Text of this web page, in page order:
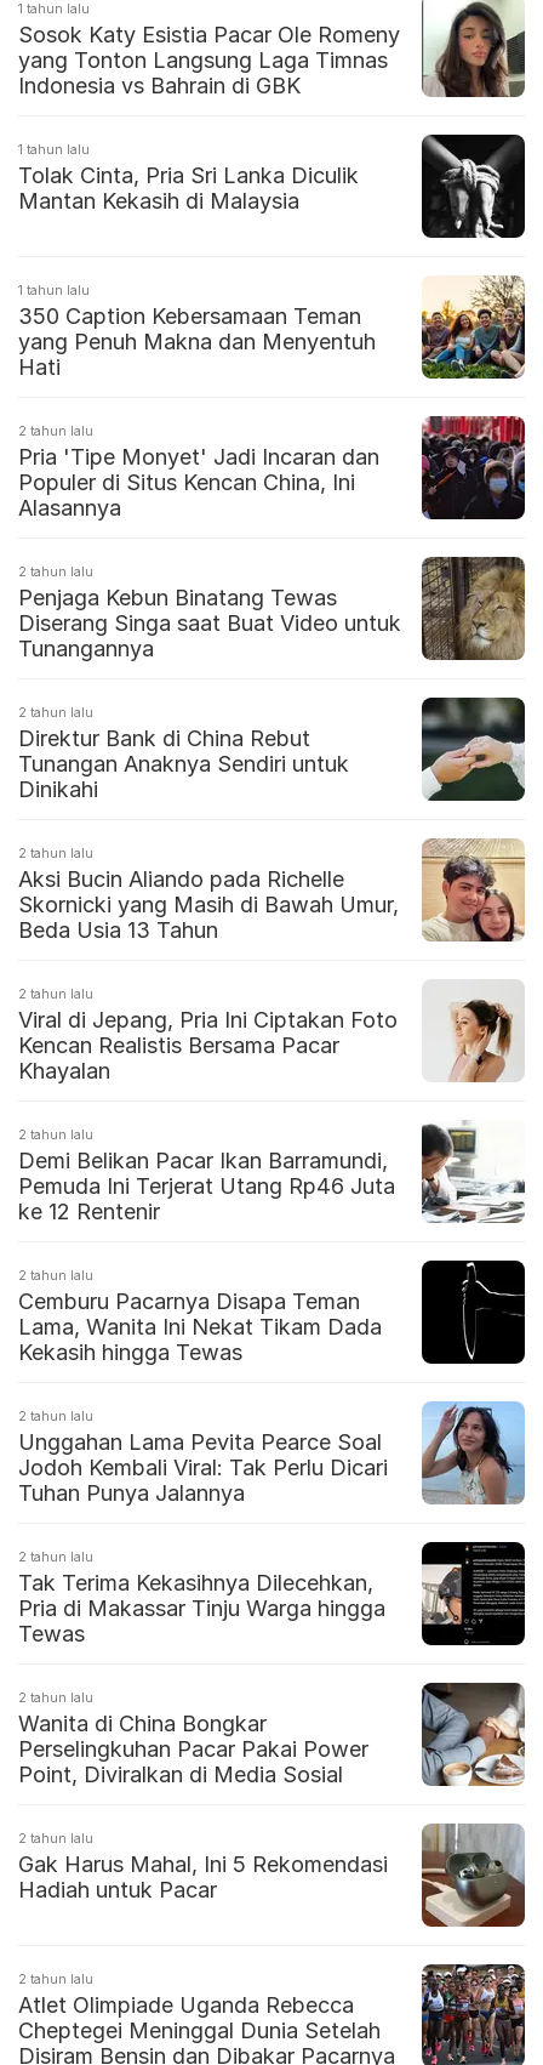
1 tahun lalu
Sosok Katy Esistia Pacar Ole Romeny
yang Tonton Langsung Laga Timnas
Indonesia vs Bahrain di GBK
1 tahun lalu
Tolak Cinta, Pria Sri Lanka Diculik
Mantan Kekasih di Malaysia
1 tahun lalu
350 Caption Kebersamaan Teman
yang Penuh Makna dan Menyentuh
Hati
2 tahun lalu
Pria 'Tipe Monyet' Jadi Incaran dan
Populer di Situs Kencan China, Ini
Alasannya
2 tahun lalu
Penjaga Kebun Binatang Tewas
Diserang Singa saat Buat Video untuk
Tunangannya
2 tahun lalu
Direktur Bank di China Rebut
Tunangan Anaknya Sendiri untuk
Dinikahi
2 tahun lalu
Aksi Bucin Aliando pada Richelle
Skornicki yang Masih di Bawah Umur,
Beda Usia 13 Tahun
2 tahun lalu
Viral di Jepang, Pria Ini Ciptakan Foto
Kencan Realistis Bersama Pacar
Khayalan
2 tahun lalu
Demi Belikan Pacar Ikan Barramundi,
Pemuda Ini Terjerat Utang Rp46 Juta
ke 12 Rentenir
2 tahun lalu
Cemburu Pacarnya Disapa Teman
Lama, Wanita Ini Nekat Tikam Dada
Kekasih hingga Tewas
2 tahun lalu
Unggahan Lama Pevita Pearce Soal
Jodoh Kembali Viral: Tak Perlu Dicari
Tuhan Punya Jalannya
2 tahun lalu
Tak Terima Kekasihnya Dilecehkan,
Pria di Makassar Tinju Warga hingga
Tewas
2 tahun lalu
Wanita di China Bongkar
Perselingkuhan Pacar Pakai Power
Point, Diviralkan di Media Sosial
2 tahun lalu
Gak Harus Mahal, Ini 5 Rekomendasi
Hadiah untuk Pacar
2 tahun lalu
Atlet Olimpiade Uganda Rebecca
Cheptegei Meninggal Dunia Setelah
Disiram Bensin dan Dibakar Pacarnya